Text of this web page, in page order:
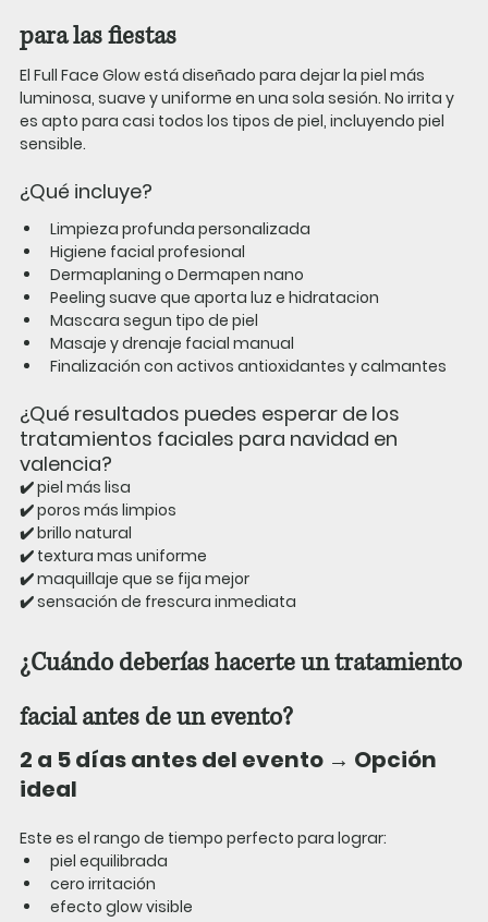
para las fiestas
El Full Face Glow está diseñado para dejar la piel más
luminosa, suave y uniforme en una sola sesión. No irrita y
es apto para casi todos los tipos de piel, incluyendo piel
sensible.
¿Qué incluye?
Limpieza profunda personalizada
Higiene facial profesional
Dermaplaning o Dermapen nano
Peeling suave que aporta luz e hidratacion
Mascara segun tipo de piel
Masaje y drenaje facial manual
Finalización con activos antioxidantes y calmantes
¿Qué resultados puedes esperar de los
tratamientos faciales para navidad en
valencia?
✔️ piel más lisa
✔️ poros más limpios
✔️ brillo natural
✔️ textura mas uniforme
✔️ maquillaje que se fija mejor
✔️ sensación de frescura inmediata
¿Cuándo deberías hacerte un tratamiento
facial antes de un evento?
2 a 5 días antes del evento → Opción
ideal
Este es el rango de tiempo perfecto para lograr:
piel equilibrada
cero irritación
efecto glow visible